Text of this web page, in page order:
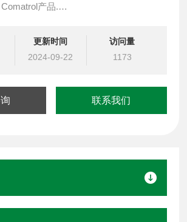
产品.
,油路块设计,阀块设计与选型
士乐、派克、中国台湾北部等液压元件
更新时间
2024-09-22
访问量
1173
联系我们